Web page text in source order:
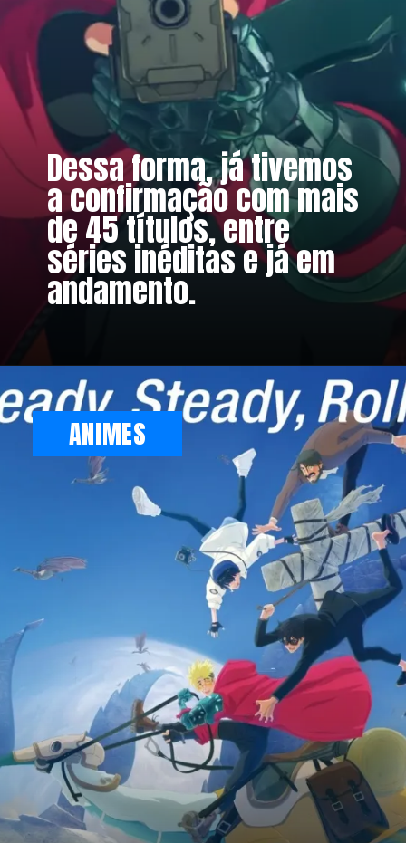
Dessa forma, já tivemos
a confirmação com mais
de 45 títulos, entre
séries inéditas e já em
andamento.
ANIMES